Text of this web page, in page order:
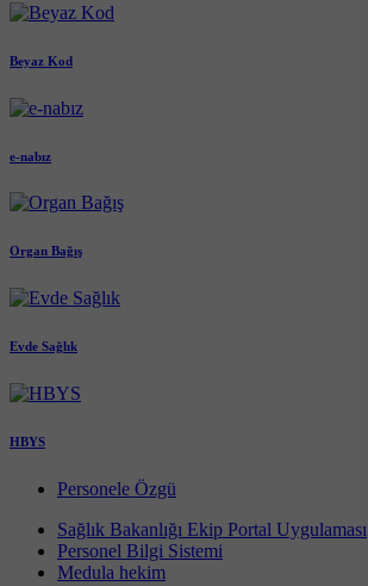
Beyaz Kod
e-nabız
Organ Bağış
Evde Sağlık
HBYS
Personele Özgü
Sağlık Bakanlığı Ekip Portal Uygulaması
Personel Bilgi Sistemi
Medula hekim